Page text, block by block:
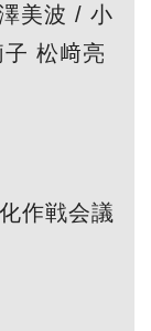
美波 / 小
松﨑亮
作戦会議